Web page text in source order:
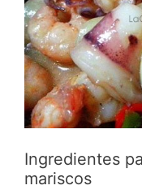
Ingredientes
mariscos